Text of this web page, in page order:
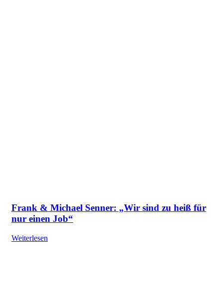
Frank & Michael Senner: „Wir sind zu heiß für
nur einen Job“
Weiterlesen